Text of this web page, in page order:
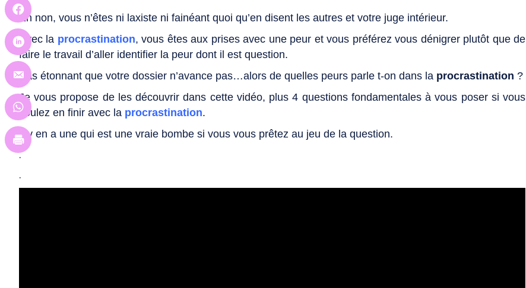
Eh non, vous n’êtes ni laxiste ni fainéant quoi qu’en disent les autres et votre juge intérieur.
Avec la procrastination, vous êtes aux prises avec une peur et vous préférez vous dénigrer plutôt que de
faire le travail d’aller identifier la peur dont il est question.
Pas étonnant que votre dossier n’avance pas…alors de quelles peurs parle t-on dans la procrastination ?
Je vous propose de les découvrir dans cette vidéo, plus 4 questions fondamentales à vous poser si vous
voulez en finir avec la procrastination.
Il y en a une qui est une vraie bombe si vous vous prêtez au jeu de la question.
.
.